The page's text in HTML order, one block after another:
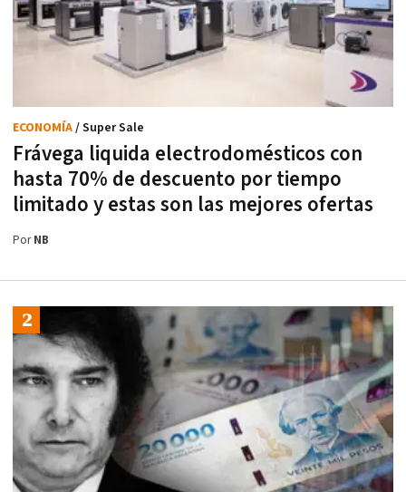
Frávega liquida electrodomésticos con
hasta 70% de descuento por tiempo
limitado y estas son las mejores ofertas
ECONOMÍA/ Super Sale
PorNB